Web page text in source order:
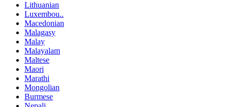
Lithuanian
Luxembou..
Macedonian
Malagasy
Malay
Malayalam
Maltese
Maori
Marathi
Mongolian
Burmese